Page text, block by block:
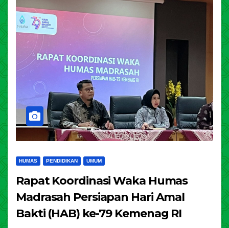
HUMAS PENDIDIKAN UMUM
Rapat Koordinasi Waka Humas
Madrasah Persiapan Hari Amal
Bakti (HAB) ke-79 Kemenag RI